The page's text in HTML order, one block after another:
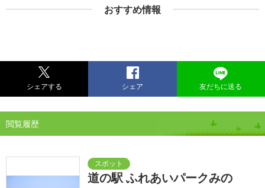
おすすめ情報
シェアする シェア 友だちに送る
閲覧履歴
道の駅 ふれあいパークみの